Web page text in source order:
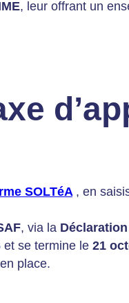
, leur offrant un
SOLTéA , en
, via la
et se termine le 21
place.